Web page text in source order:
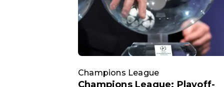
Champions League
Champions League: Playoff-